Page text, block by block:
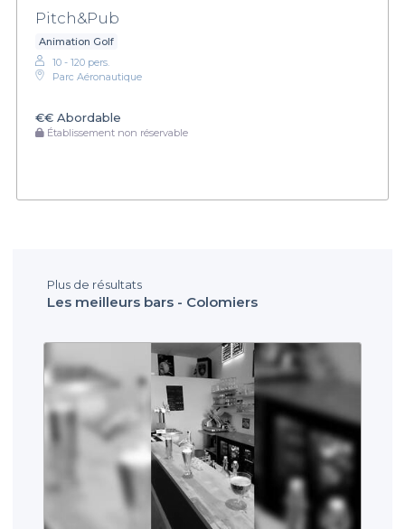
Pitch&Pub
Animation Golf
10 - 120 pers.
Parc Aéronautique
€€ Abordable
Établissement non réservable
Plus de résultats
Les meilleurs bars - Colomiers